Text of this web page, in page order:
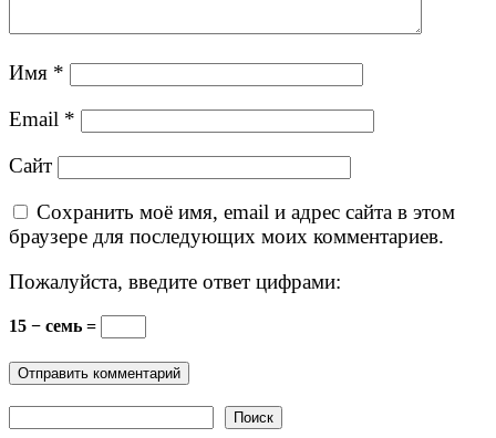
Имя *
Email *
Сайт
Сохранить моё имя, email и адрес сайта в этом
браузере для последующих моих комментариев.
Пожалуйста, введите ответ цифрами:
15 − семь =
Поиск